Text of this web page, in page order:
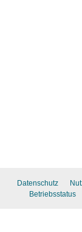
Datenschutz
Betriebsstatus